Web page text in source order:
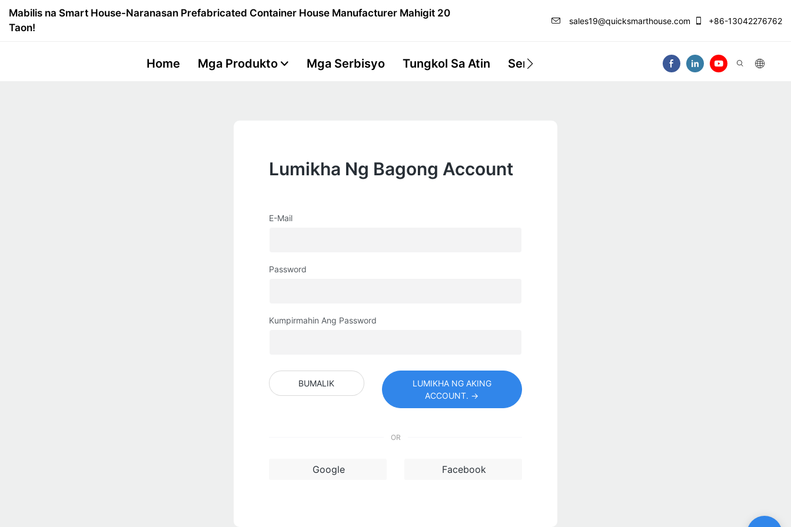
Mabilis na Smart House-Naranasan Prefabricated Container House Manufacturer Mahigit 20
Taon!
sales19@quicksmarthouse.com +86-13042276762
Home Mga Produkto Mga Serbisyo Tungkol Sa Atin Sentro Ng Impormasyon Makipag-Ugnay Sa
Lumikha Ng Bagong Account
E-Mail
Password
Kumpirmahin Ang Password
BUMALIK
LUMIKHA NG AKING
ACCOUNT. →
OR
Google Facebook